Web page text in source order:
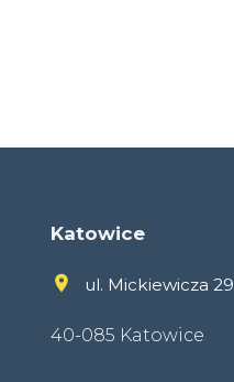
Katowice
ul. Mickiewicza 29
40-085 Katowice